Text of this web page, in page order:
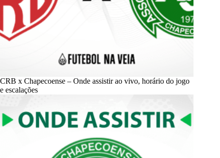
CRB x Chapecoense – Onde assistir ao vivo, horário do jogo
e escalações